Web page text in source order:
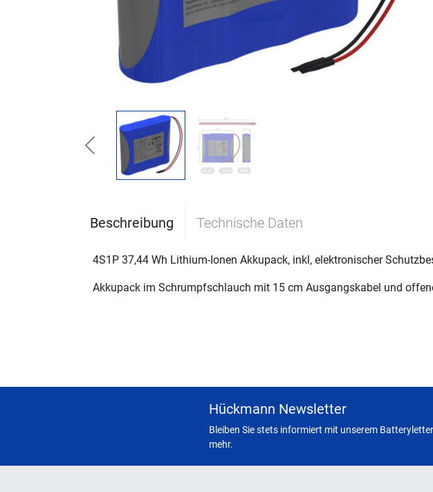
Previous
Beschreibung Technische Daten
4S1P 37,44 Wh Lithium-Ionen Akkupack, inkl, elektronischer
Akkupack im Schrumpfschlauch mit 15 cm Ausgangskabel und
Hückmann Newsletter
Bleiben Sie stets informiert mit unserem
mehr.